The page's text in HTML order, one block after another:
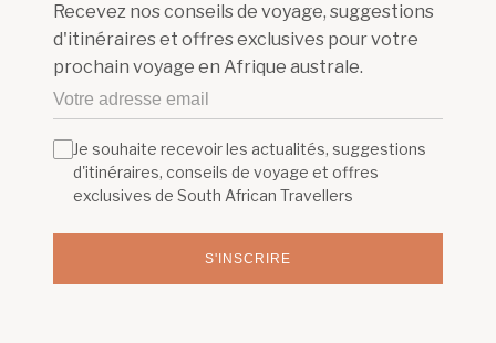
Recevez nos conseils de voyage, suggestions
d'itinéraires et offres exclusives pour votre
prochain voyage en Afrique australe.
S'INSCRIRE
Je souhaite recevoir les actualités, suggestions
d'itinéraires, conseils de voyage et offres
exclusives de South African Travellers